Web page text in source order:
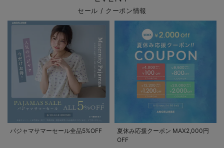
セール / クーポン情報
パジャマサマーセール全品5%OFF
夏休み応援クーポン MAX2,000円
OFF